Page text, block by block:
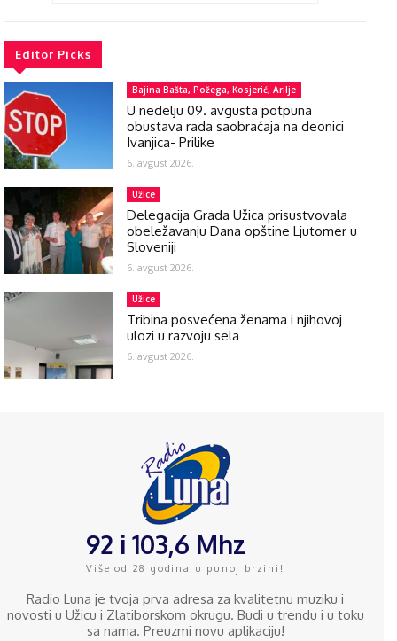
Editor Picks
Bajina Bašta, Požega, Kosjerić, Arilje
U nedelju 09. avgusta potpuna
obustava rada saobraćaja na deonici
Ivanjica- Prilike
6. avgust 2026.
Užice
Delegacija Grada Užica prisustvovala
obeležavanju Dana opštine Ljutomer u
Sloveniji
6. avgust 2026.
Užice
Tribina posvećena ženama i njihovoj
ulozi u razvoju sela
6. avgust 2026.
92 i 103,6 Mhz
Više od 28 godina u punoj brzini!
Radio Luna je tvoja prva adresa za kvalitetnu muziku i
novosti u Užicu i Zlatiborskom okrugu. Budi u trendu i u toku
sa nama. Preuzmi novu aplikaciju!